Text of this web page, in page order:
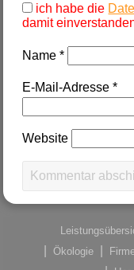
ich habe die
damit
Name*
E-Mail-Adresse*
Website
Ökologie